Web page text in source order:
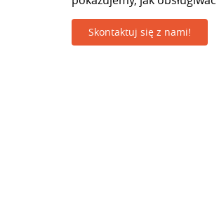
Skontaktuj się z nami!